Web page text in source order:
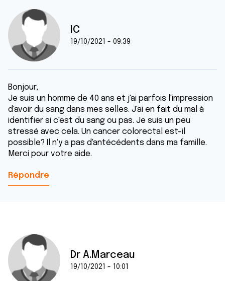
IC
19/10/2021 - 09:39
Bonjour,
Je suis un homme de 40 ans et j'ai parfois l'impression
d'avoir du sang dans mes selles. J'ai en fait du mal à
identifier si c'est du sang ou pas. Je suis un peu
stressé avec cela. Un cancer colorectal est-il
possible? Il n'y a pas d'antécédents dans ma famille.
Merci pour votre aide.
Répondre
Dr A.Marceau
19/10/2021 - 10:01